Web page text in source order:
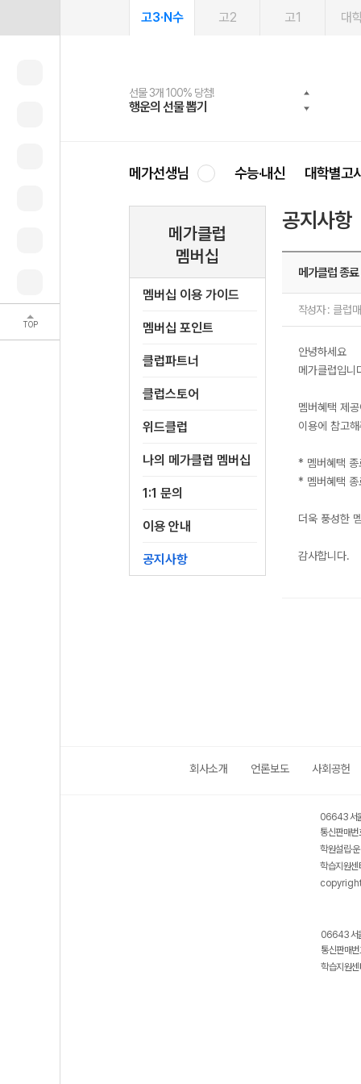
TOP
고3·N수 고2 고1 대
선물 3개 100% 당첨!
행운의 선물 뽑기
선물 100% 증정!
메가스터디 X 올리브
여름방학 스터디 캐시백
메가런 썸머스쿨
2027 러셀 단과
강사 공개선발
스마트러닝앱
설문 EVENT
메가패스
3일 무료 체험권
메가패스 수강생 무료혜택!
메가클럽 멤버십
사회공헌 캠페인
희망이룸 메가나눔
메가선생님 수능·내신 대학별고
메가클럽
멤버십
멤버십 이용 가이드
멤버십 포인트
클럽파트너
클럽스토어
위드클럽
나의 메가클럽 멤버십
1:1 문의
이용 안내
공지사항
공지사항
메가클럽 종
작성자 : 클럽
안녕하세요
메가클럽입
멤버혜택 제
이용에 참고
* 멤버혜택
* 멤버혜택 종
더욱 풍성한
감사합니다.
회사소개 언론보도 사회공헌
06643 서
통신판매
학원설립·
학습지원
06643 서
통신판매
학습지원